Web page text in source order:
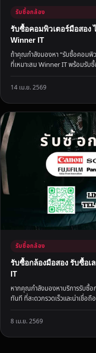
รับซื้อกล้อง
รับซื้อคอมพิวเตอร์มือสอง
Winner IT
ถ้าคุณกำลังมองหา “รับซื้อคอมพิว
ที่เหมาะสม Winner IT พร้อมรับ
14 เม.ย. 2569
รับซื้อกล้อง
รับซื้อกล้องมือสอง รับซื้อ
IT
หากคุณกำลังมองหาบริการรับซื้
ทันที ที่สะดวกรวดเร็วและน่าเชื่
8 เม.ย. 2569